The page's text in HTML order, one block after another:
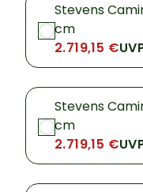
Stevens
cm
2.719,15 €
Stevens
cm
2.719,15 €